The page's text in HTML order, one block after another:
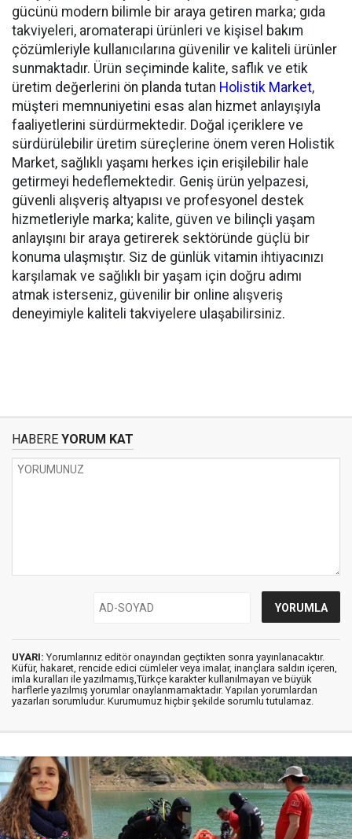
gücünü modern bilimle bir araya getiren marka; gıda
takviyeleri, aromaterapi ürünleri ve kişisel bakım
çözümleriyle kullanıcılarına güvenilir ve kaliteli ürünler
sunmaktadır. Ürün seçiminde kalite, saflık ve etik
üretim değerlerini ön planda tutan Holistik Market,
müşteri memnuniyetini esas alan hizmet anlayışıyla
faaliyetlerini sürdürmektedir. Doğal içeriklere ve
sürdürülebilir üretim süreçlerine önem veren Holistik
Market, sağlıklı yaşamı herkes için erişilebilir hale
getirmeyi hedeflemektedir. Geniş ürün yelpazesi,
güvenli alışveriş altyapısı ve profesyonel destek
hizmetleriyle marka; kalite, güven ve bilinçli yaşam
anlayışını bir araya getirerek sektöründe güçlü bir
konuma ulaşmıştır. Siz de günlük vitamin ihtiyacınızı
karşılamak ve sağlıklı bir yaşam için doğru adımı
atmak isterseniz, güvenilir bir online alışveriş
deneyimiyle kaliteli takviyelere ulaşabilirsiniz.
HABERE YORUM KAT
UYARI: Yorumlarınız editör onayından geçtikten sonra yayınlanacaktır.
Küfür, hakaret, rencide edici cümleler veya imalar, inançlara saldırı içeren,
imla kuralları ile yazılmamış,Türkçe karakter kullanılmayan ve büyük
harflerle yazılmış yorumlar onaylanmamaktadır. Yapılan yorumlardan
yazarları sorumludur. Kurumumuz hiçbir şekilde sorumlu tutulamaz.